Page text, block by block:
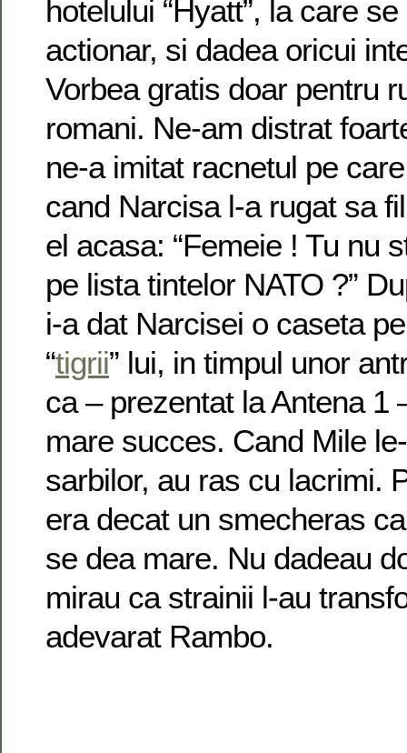
hotelului “Hyatt”, la care
actionar, si dadea oricui
Vorbea gratis doar pentru
romani. Ne-am distrat
ne-a imitat racnetul pe
cand Narcisa l-a rugat sa
el acasa: “Femeie ! Tu nu
pe lista tintelor NATO ?”
i-a dat Narcisei o caseta
“tigrii” lui, in timpul unor
ca – prezentat la Antena 1
mare succes. Cand Mile
sarbilor, au ras cu lacrimi.
era decat un smecheras
se dea mare. Nu dadeau
mirau ca strainii l-au
adevarat Rambo.